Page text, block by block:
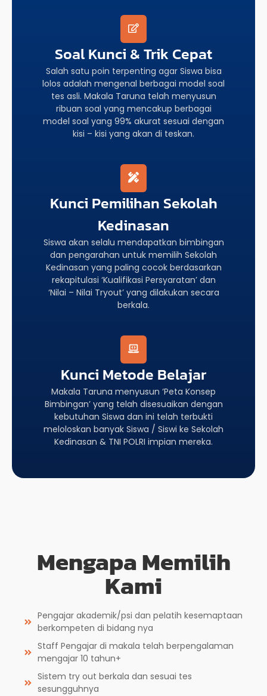
Soal Kunci & Trik Cepat
Salah satu poin terpenting agar Siswa bisa
lolos adalah mengenal berbagai model soal
tes asli. Makala Taruna telah menyusun
ribuan soal yang mencakup berbagai
model soal yang 99% akurat sesuai dengan
kisi – kisi yang akan di teskan.
Kunci Pemilihan Sekolah
Kedinasan
Siswa akan selalu mendapatkan bimbingan
dan pengarahan untuk memilih Sekolah
Kedinasan yang paling cocok berdasarkan
rekapitulasi ‘Kualifikasi Persyaratan’ dan
‘Nilai – Nilai Tryout’ yang dilakukan secara
berkala.
Kunci Metode Belajar
Makala Taruna menyusun ‘Peta Konsep
Bimbingan’ yang telah disesuaikan dengan
kebutuhan Siswa dan ini telah terbukti
meloloskan banyak Siswa / Siswi ke Sekolah
Kedinasan & TNI POLRI impian mereka.
Mengapa Memilih
Kami
Pengajar akademik/psi dan pelatih kesemaptaan
berkompeten di bidang nya
Staff Pengajar di makala telah berpengalaman
mengajar 10 tahun+
Sistem try out berkala dan sesuai tes
sesungguhnya